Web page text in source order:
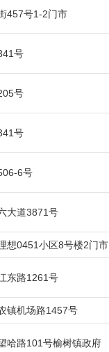
457号1-2门市
号
号
号
6号
大道3871号
想0451小区8号楼2门市
东路1261号
镇机场路1457号
哈路101号榆树镇政府